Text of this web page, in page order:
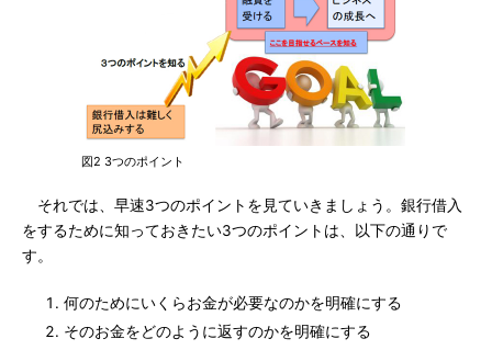
図2 3つのポイント
それでは、早速3つのポイントを見ていきましょう。銀行借入
をするために知っておきたい3つのポイントは、以下の通りで
す。
何のためにいくらお金が必要なのかを明確にする
そのお金をどのように返すのかを明確にする